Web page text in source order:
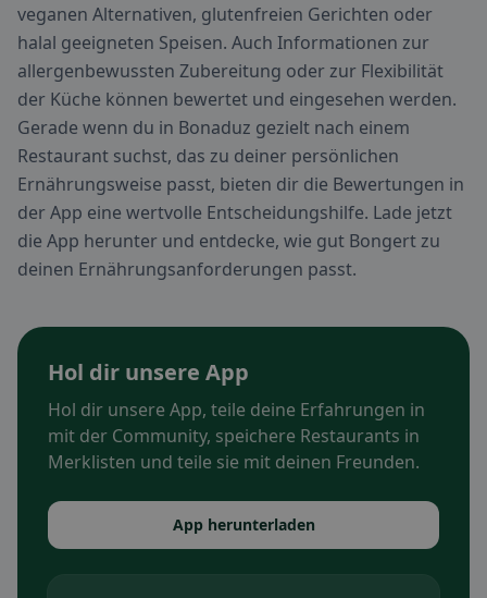
veganen Alternativen, glutenfreien Gerichten oder
halal geeigneten Speisen. Auch Informationen zur
allergenbewussten Zubereitung oder zur Flexibilität
der Küche können bewertet und eingesehen werden.
Gerade wenn du in Bonaduz gezielt nach einem
Restaurant suchst, das zu deiner persönlichen
Ernährungsweise passt, bieten dir die Bewertungen in
der App eine wertvolle Entscheidungshilfe. Lade jetzt
die App herunter und entdecke, wie gut Bongert zu
deinen Ernährungsanforderungen passt.
Hol dir unsere App
Hol dir unsere App, teile deine Erfahrungen in
mit der Community, speichere Restaurants in
Merklisten und teile sie mit deinen Freunden.
App herunterladen